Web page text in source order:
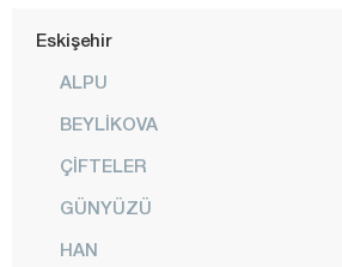
Eskişehir
ALPU
BEYLİKOVA
ÇİFTELER
GÜNYÜZÜ
HAN